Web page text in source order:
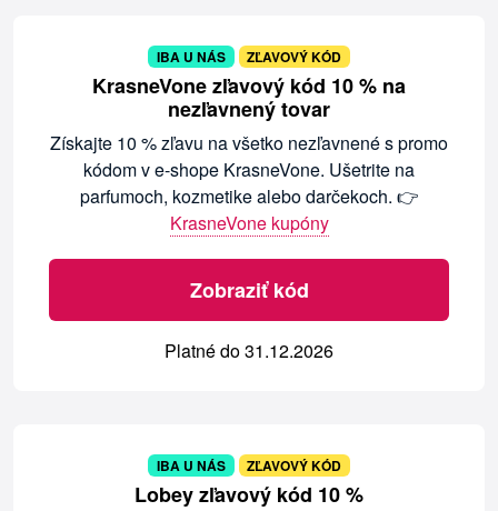
IBA U NÁS ZĽAVOVÝ KÓD
KrasneVone zľavový kód 10 % na
nezľavnený tovar
Získajte 10 % zľavu na všetko nezľavnené s promo
kódom v e-shope KrasneVone. Ušetrite na
parfumoch, kozmetike alebo darčekoch. 👉
KrasneVone kupóny
Zobraziť kód
Platné do 31.12.2026
IBA U NÁS ZĽAVOVÝ KÓD
Lobey zľavový kód 10 %